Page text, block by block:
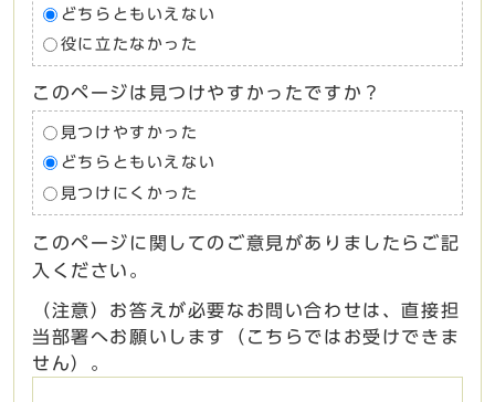
どちらともいえない
役に立たなかった
このページは見つけやすかったですか？
見つけやすかった
どちらともいえない
見つけにくかった
このページに関してのご意見がありましたらご記
入ください。
（注意）お答えが必要なお問い合わせは、直接担
当部署へお願いします（こちらではお受けできま
せん）。